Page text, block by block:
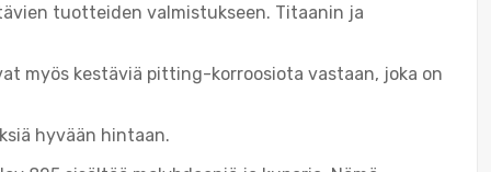
tuotteiden valmistukseen. Titaanin ja
myös kestäviä pitting-korroosiota vastaan, joka on
hyvään hintaan.